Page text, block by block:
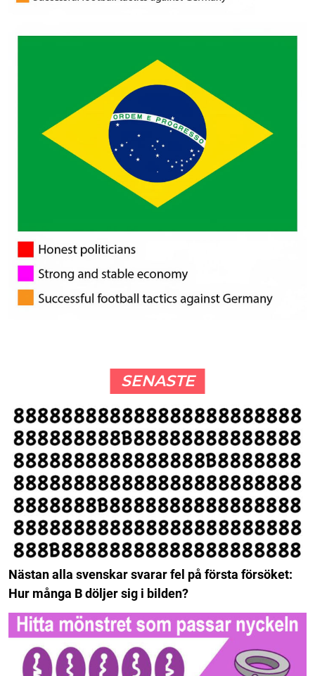
SENASTE
Nästan alla svenskar svarar fel på första försöket:
Hur många B döljer sig i bilden?